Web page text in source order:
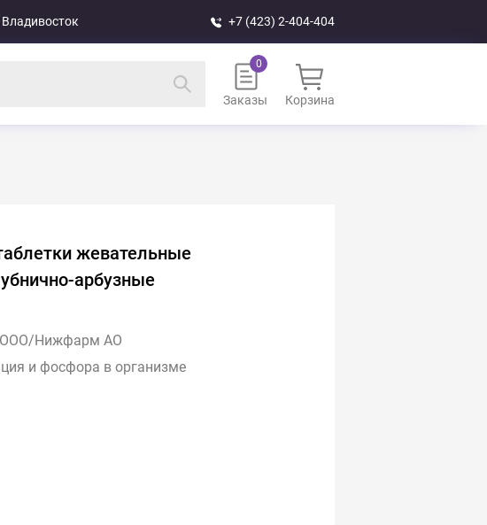
Владивосток +7 (423) 2-404-404
Заказы Корзина
жевательные
арбузные
ООО/Нижфарм АО
и фосфора в организме